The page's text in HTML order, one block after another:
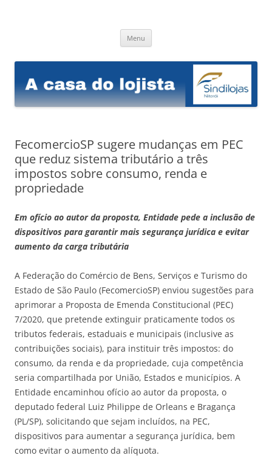
Menu
conteúdo
FecomercioSP sugere mudanças em PEC
que reduz sistema tributário a três
impostos sobre consumo, renda e
propriedade
Em ofício ao autor da proposta, Entidade pede a inclusão de
dispositivos para garantir mais segurança jurídica e evitar
aumento da carga tributária
A Federação do Comércio de Bens, Serviços e Turismo do
Estado de São Paulo (FecomercioSP) enviou sugestões para
aprimorar a Proposta de Emenda Constitucional (PEC)
7/2020, que pretende extinguir praticamente todos os
tributos federais, estaduais e municipais (inclusive as
contribuições sociais), para instituir três impostos: do
consumo, da renda e da propriedade, cuja competência
seria compartilhada por União, Estados e municípios. A
Entidade encaminhou ofício ao autor da proposta, o
deputado federal Luiz Philippe de Orleans e Bragança
(PL/SP), solicitando que sejam incluídos, na PEC,
dispositivos para aumentar a segurança jurídica, bem
como evitar o aumento da alíquota.